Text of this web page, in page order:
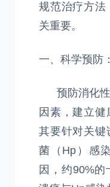
规范治疗方法
关重要。
一、科学预防
预防消化性
因素，建立
其要针对关键
菌（Hp）感
因，约90%